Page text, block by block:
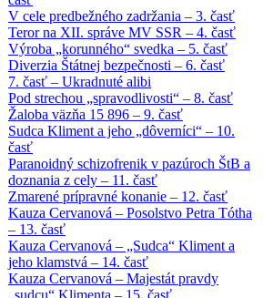
V cele predbežného zadržania – 3. časť
Teror na XII. správe MV SSR – 4. časť
Výroba „korunného“ svedka – 5. časť
Diverzia Štátnej bezpečnosti – 6. časť
7. časť – Ukradnuté alibi
Pod strechou „spravodlivosti“ – 8. časť
Žaloba väzňa 15 896 – 9. časť
Sudca Kliment a jeho „dôverníci“ – 10.
časť
Paranoidný schizofrenik v pazúroch ŠtB a
doznania z cely – 11. časť
Zmarené prípravné konanie – 12. časť
Kauza Cervanová – Posolstvo Petra Tótha
– 13. časť
Kauza Cervanová – „Sudca“ Kliment a
jeho klamstvá – 14. časť
Kauza Cervanová – Majestát pravdy
„sudcu“ Klimenta – 15. časť